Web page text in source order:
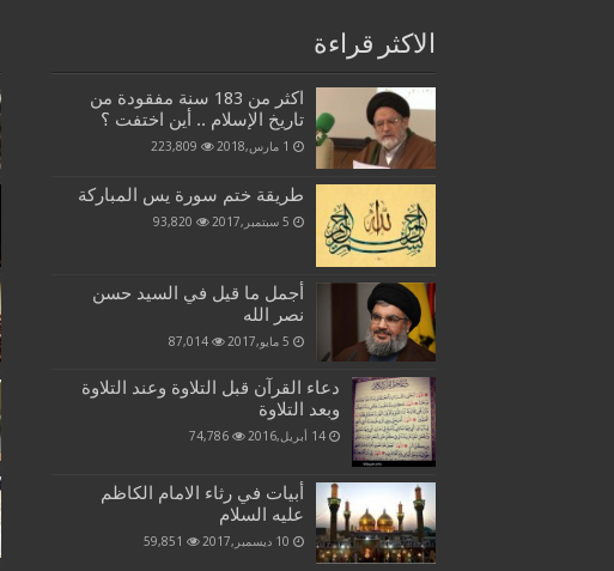
الاكثر قراءة
اكثر من 183 سنة مفقودة من
تاريخ الإسلام .. أين اختفت ؟
1 مارس,2018 223,809
طريقة ختم سورة يس المباركة
5 سبتمبر,2017 93,820
أجمل ما قيل في السيد حسن
نصر الله
5 مايو,2017 87,014
دعاء القرآن قبل التلاوة وعند التلاوة
وبعد التلاوة
14 أبريل,2016 74,786
أبيات في رثاء الامام الكاظم
عليه السلام
10 ديسمبر,2017 59,851